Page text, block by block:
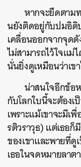
หากจะยึดตาม
นยังติดอยู่กับปมอิดิ
เคลื่อนออกจากจุด
ไม่สามารถไว้ใจแม่
นั่นยิ่งดูเหมือนว่าเข
น่าสนใจอีกข้อ
กับโลกใบนี้จะต้อง
เพราะแม้เขาจะมีเ
รติวราวุธ) แต่เธอ
ของเขาและพายที่ดู
เธอในจดหมายลาต